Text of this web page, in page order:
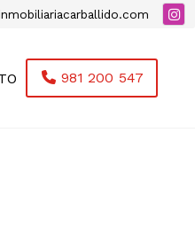
981 200 547